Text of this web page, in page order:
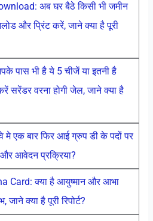
अब घर बैठे किसी भी जमीन
और प्रिंट करें, जाने क्या है पूरी
पास भी है ये 5 चीजें या इतनी है
सरेंडर वरना होगी जेल, जाने क्या है
एक बार फिर आई ग्रुप डी के पदों पर
और आवेदन प्रक्रिया?
Card: क्या है आयुष्मान और आभा
क्या है पूरी रिपोर्ट?